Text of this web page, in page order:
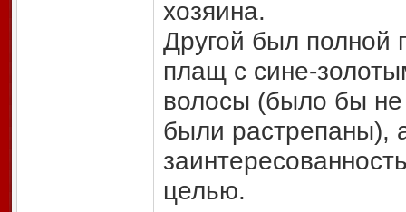
хозяина.
Другой был полной
плащ с сине-
волосы (было бы не
были растрепаны),
целью.